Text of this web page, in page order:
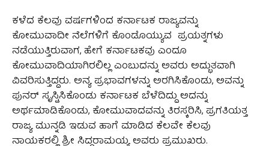
ಕಳೆದ ಕೆಲವು ವರ್ಷಗಳಿಂದ ಕರ್ನಾಟಕ ರಾಜ್ಯವನ್ನು
ಕೋಮುವಾದೀ ನೆಲೆಗಳಿಗೆ ಕೊಂಡೊಯ್ಯುವ ಪ್ರಯತ್ನಗಳು
ನಡೆಯುತ್ತಿರುವಾಗ, ಹೇಗೆ ಕರ್ನಾಟಕವು ಎಂದೂ
ಕೋಮುವಾದಿಯಾಗಿರಲಿಲ್ಲ ಎಂಬುದನ್ನು ಅವರು ಅದ್ಭುತವಾಗಿ
ವಿವರಿಸುತ್ತಿದ್ದರು. ಅನ್ಯ ಪ್ರಭಾವಗಳನ್ನು ಅರಗಿಸಿಕೊಂಡು, ಅವನ್ನು
ಪುನರ್ ಸೃಸ್ಟಿಸಿಕೊಂಡು ಕರ್ನಾಟಕ ಬೆಳೆದಿದ್ದು ಅದನ್ನು
ಅರ್ಥಮಾಡಿಕೊಂಡು, ಕೋಮುವಾದವನ್ನು ತಿರಸ್ಕರಿಸಿ, ಪ್ರಗತಿಯತ್ತ
ರಾಜ್ಯ ಮುನ್ನಡಿ ಇಡುವ ಹಾಗೆ ಮಾಡಿದ ಕೆಲವೇ ಕೆಲವು
ನಾಯಕರಲ್ಲಿ ಶ್ರೀ ಸಿದ್ದರಾಮಯ್ಯ ಅವರು ಪ್ರಮುಖರು.